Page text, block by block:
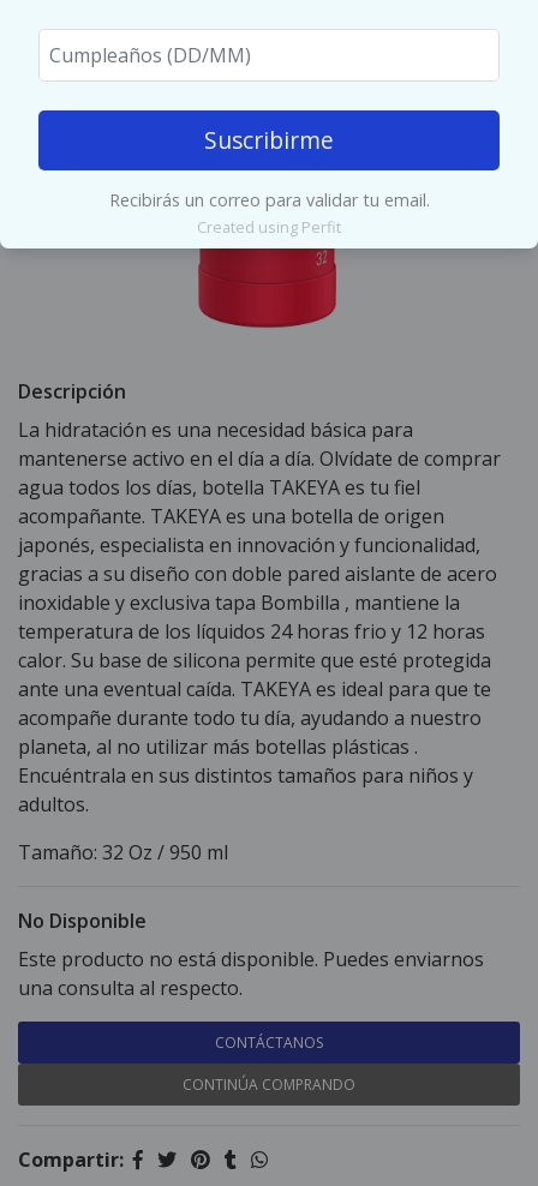
Suscribirme
Recibirás un correo para validar tu email.
Created using Perfit
Descripción
La hidratación es una necesidad básica para
mantenerse activo en el día a día. Olvídate de comprar
agua todos los días, botella TAKEYA es tu fiel
acompañante. TAKEYA es una botella de origen
japonés, especialista en innovación y funcionalidad,
gracias a su diseño con doble pared aislante de acero
inoxidable y exclusiva tapa Bombilla , mantiene la
temperatura de los líquidos 24 horas frio y 12 horas
calor. Su base de silicona permite que esté protegida
ante una eventual caída. TAKEYA es ideal para que te
acompañe durante todo tu día, ayudando a nuestro
planeta, al no utilizar más botellas plásticas .
Encuéntrala en sus distintos tamaños para niños y
adultos.
Tamaño: 32 Oz / 950 ml
No Disponible
Este producto no está disponible. Puedes enviarnos
una consulta al respecto.
CONTÁCTANOS
CONTINÚA COMPRANDO
Compartir: